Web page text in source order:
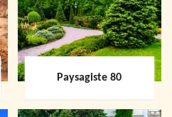
Paysagiste 80